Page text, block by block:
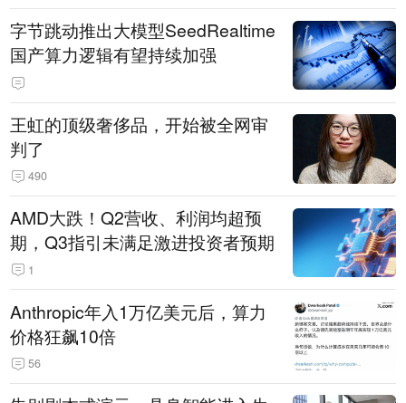
字节跳动推出大模型SeedRealtime
国产算力逻辑有望持续加强
王虹的顶级奢侈品，开始被全网审
判了
490
AMD大跌！Q2营收、利润均超预
期，Q3指引未满足激进投资者预期
1
Anthropic年入1万亿美元后，算力
价格狂飙10倍
56